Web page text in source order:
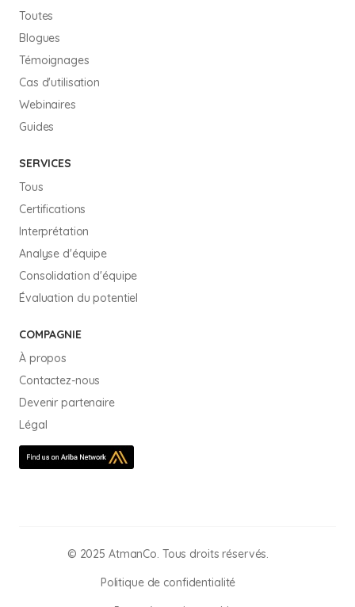
Toutes
Blogues
Témoignages
Cas d'utilisation
Webinaires
Guides
SERVICES
Tous
Certifications
Interprétation
Analyse d'équipe
Consolidation d'équipe
Évaluation du potentiel
COMPAGNIE
À propos
Contactez-nous
Devenir partenaire
Légal
© 2025 AtmanCo. Tous droits réservés.
Politique de confidentialité